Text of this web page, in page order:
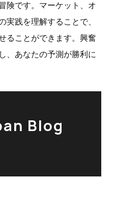
険です。マーケット、オ
実践を理解することで、
ることができます。興奮
、あなたの予測が勝利に
Blog